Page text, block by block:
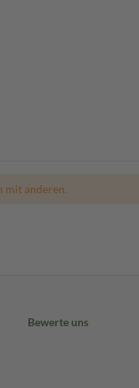
mit anderen.
Bewerte uns